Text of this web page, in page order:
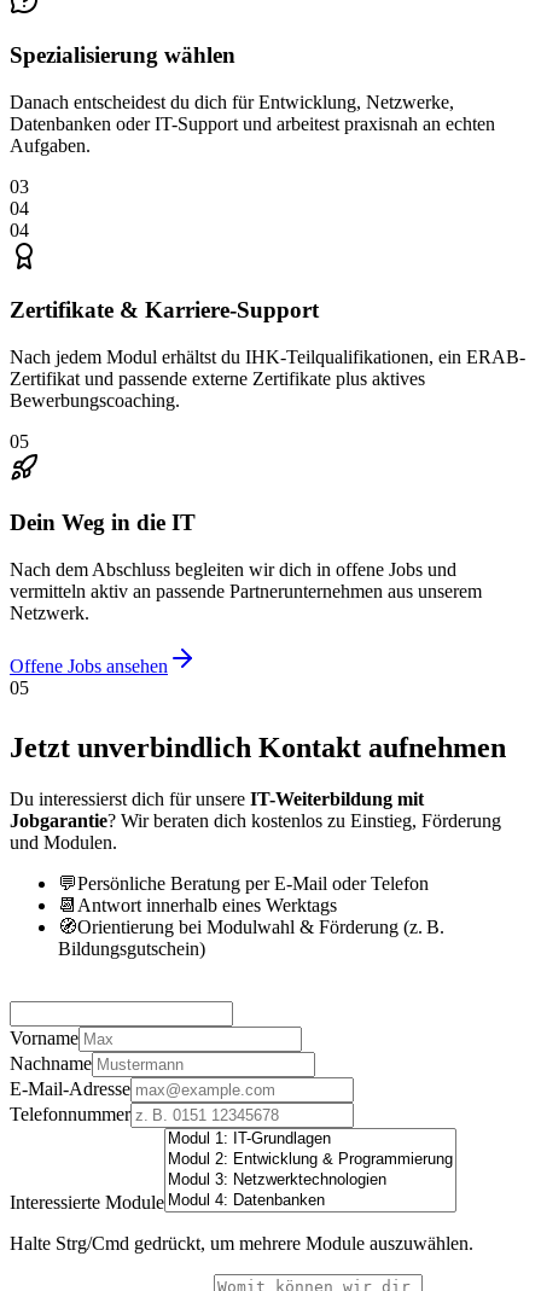
Spezialisierung wählen
Danach entscheidest du dich für Entwicklung, Netzwerke,
Datenbanken oder IT-Support und arbeitest praxisnah an echten
Aufgaben.
03
04
04
Zertifikate & Karriere-Support
Nach jedem Modul erhältst du IHK-Teilqualifikationen, ein ERAB-
Zertifikat und passende externe Zertifikate plus aktives
Bewerbungscoaching.
05
Dein Weg in die IT
Nach dem Abschluss begleiten wir dich in offene Jobs und
vermitteln aktiv an passende Partnerunternehmen aus unserem
Netzwerk.
Offene Jobs ansehen
05
Jetzt unverbindlich Kontakt aufnehmen
Du interessierst dich für unsere IT-Weiterbildung mit
Jobgarantie? Wir beraten dich kostenlos zu Einstieg, Förderung
und Modulen.
💬Persönliche Beratung per E-Mail oder Telefon
📆 Antwort innerhalb eines Werktags
🧭Orientierung bei Modulwahl & Förderung (z. B.
Bildungsgutschein)
Vorname
Nachname
E-Mail-Adresse
Telefonnummer
Interessierte Module
Halte Strg/Cmd gedrückt, um mehrere Module auszuwählen.